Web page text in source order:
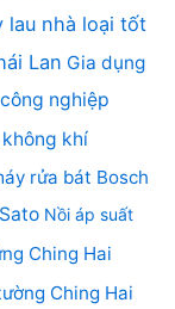
lau nhà loại tốt
Lan Gia dụng
nghiệp
khí
rửa bát Bosch
Nồi áp suất
Ching Hai
Ching Hai